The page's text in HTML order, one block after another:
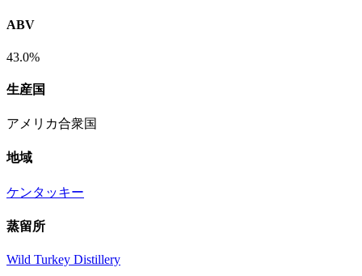
ABV
43.0%
生産国
アメリカ合衆国
地域
ケンタッキー
蒸留所
Wild Turkey Distillery